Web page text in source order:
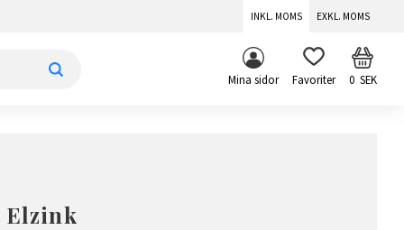
INKL. MOMS EXKL. MOMS
Mina sidor FAVORITER 0SEK